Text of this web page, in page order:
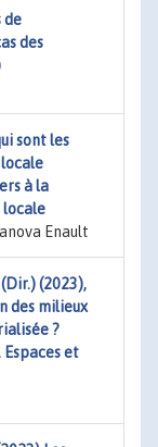
de
des
sont les
à la
locale
Enault
(2023),
des milieux
?
Espaces et